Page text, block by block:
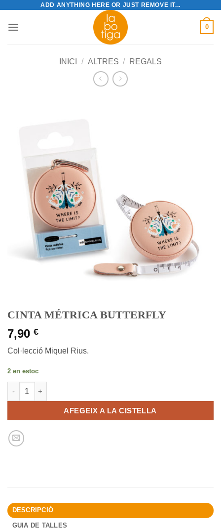
content
ADD ANYTHING HERE OR JUST REMOVE IT...
0
INICI / ALTRES / REGALS
CINTA MÉTRICA BUTTERFLY
7,90 €
Col·lecció Miquel Rius.
2 en estoc
quantitat de CINTA MÉTRICA BUTTERFLY
AFEGEIX A LA CISTELLA
DESCRIPCIÓ
GUIA DE TALLES